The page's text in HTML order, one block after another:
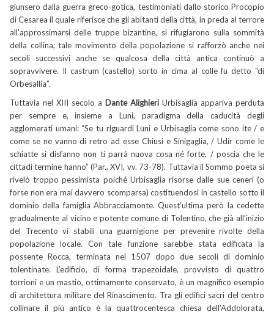
giunsero dalla guerra greco-gotica, testimoniati dallo storico Procopio
di Cesarea il quale riferisce che gli abitanti della città, in preda al terrore
all’approssimarsi delle truppe bizantine, si rifugiarono sulla sommità
della collina; tale movimento della popolazione si rafforzò anche nei
secoli successivi anche se qualcosa della città antica continuò a
sopravvivere. Il castrum (castello) sorto in cima al colle fu detto “di
Orbesallia”.
Tuttavia nel XIII secolo a Dante Alighieri Urbisaglia appariva perduta
per sempre e, insieme a Luni, paradigma della caducità degli
agglomerati umani: “Se tu riguardi Luni e Urbisaglia come sono ite / e
come se ne vanno di retro ad esse Chiusi e Sinigaglia, / Udir come le
schiatte si disfanno non ti parrà nuova cosa né forte, / poscia che le
cittadi termine hanno” (Par., XVI, vv. 73-78). Tuttavia il Sommo poeta si
rivelò troppo pessimista poiché Urbisaglia risorse dalle sue ceneri (o
forse non era mai davvero scomparsa) costituendosi in castello sotto il
dominio della famiglia Abbracciamonte. Quest’ultima però la cedette
gradualmente al vicino e potente comune di Tolentino, che già all’inizio
del Trecento vi stabilì una guarnigione per prevenire rivolte della
popolazione locale. Con tale funzione sarebbe stata edificata la
possente Rocca, terminata nel 1507 dopo due secoli di dominio
tolentinate. L’edificio, di forma trapezoidale, provvisto di quattro
torrioni e un mastio, ottimamente conservato, è un magnifico esempio
di architettura militare del Rinascimento. Tra gli edifici sacri del centro
collinare il più antico è la quattrocentesca chiesa dell’Addolorata,